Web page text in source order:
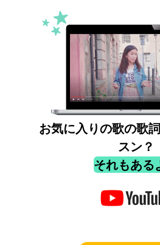
お気に入りの歌の歌
スン？
それもある